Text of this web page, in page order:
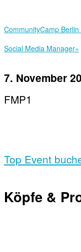
Community­Camp
Social Media Manager«
7. November
FMP1
Top Event
Köpfe &